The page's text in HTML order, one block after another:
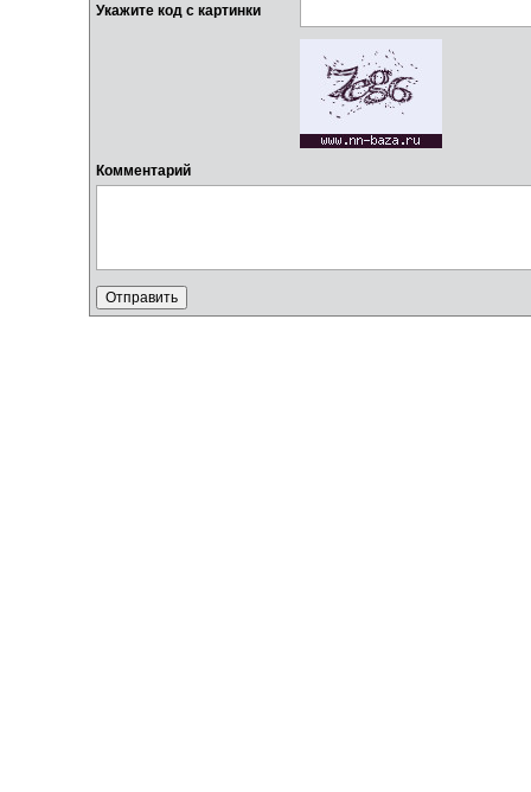
Укажите код с картинки
Комментарий